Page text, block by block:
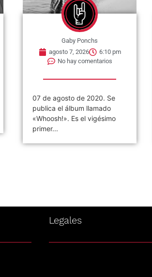
Gaby Ponchs
agosto 7, 2026
6:10 pm
No hay comentarios
07 de agosto de 2020. Se
publica el álbum llamado
«Whoosh!». Es el vigésimo
primer...
Legales